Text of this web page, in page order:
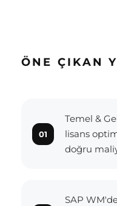
ÖNE ÇIKAN
Temel &
lisans
doğru
SAP